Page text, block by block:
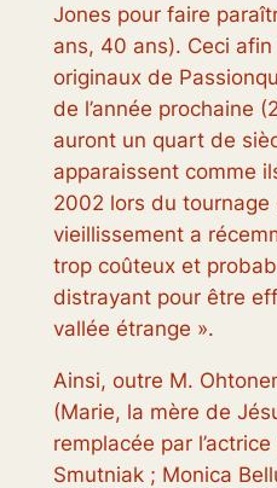
Jones pour faire
ans, 40 ans). Ceci
originaux de Passion
de l’année prochaine
auront un quart de
apparaissent comme
2002 lors du tournage
vieillissement a
trop coûteux et
distrayant pour être
vallée étrange ».
Ainsi, outre M.
(Marie, la mère de
remplacée par
Smutniak ; Monica